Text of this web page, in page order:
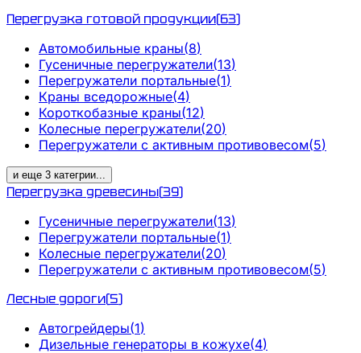
Перегрузка готовой продукции(63)
Автомобильные краны(8)
Гусеничные перегружатели(13)
Перегружатели портальные(1)
Краны вседорожные(4)
Короткобазные краны(12)
Колесные перегружатели(20)
Перегружатели с активным противовесом(5)
и еще 3 категрии...
Перегрузка древесины(39)
Гусеничные перегружатели(13)
Перегружатели портальные(1)
Колесные перегружатели(20)
Перегружатели с активным противовесом(5)
Лесные дороги(5)
Автогрейдеры(1)
Дизельные генераторы в кожухе(4)